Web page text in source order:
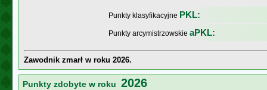
Punkty klasyfikacyjne PKL:
Punkty arcymistrzowskie aPKL:
Zawodnik zmarł w roku 2026.
Punkty zdobyte w roku 2026